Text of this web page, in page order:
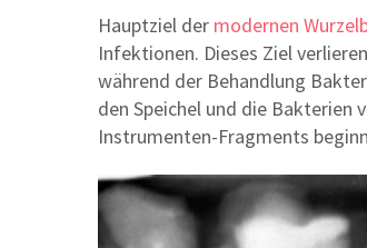
Hauptziel der modernen
Infektionen. Dieses Ziel
während der Behandlung
den Speichel und die
Instrumenten-Fragments